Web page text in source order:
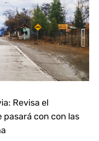
Revisa el
con con las